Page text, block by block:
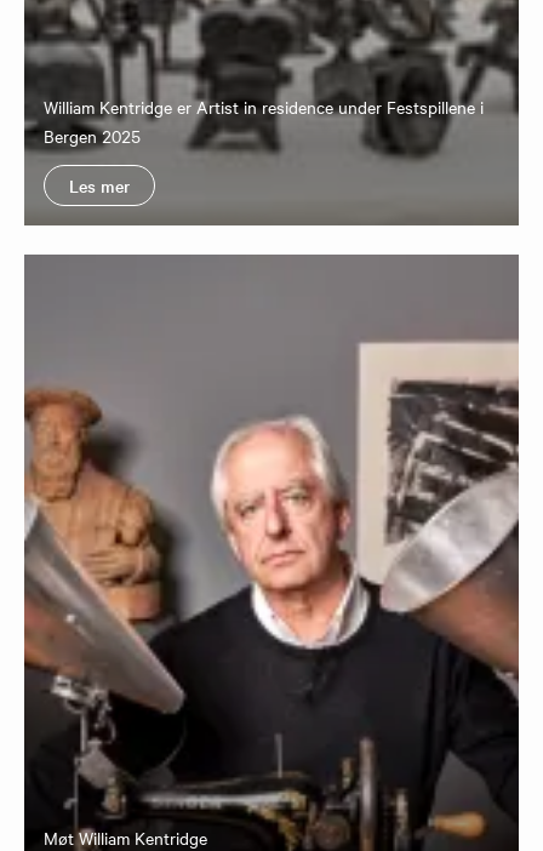
William Kentridge er Artist in residence under Festspillene i
Bergen 2025
Les mer
Møt William Kentridge